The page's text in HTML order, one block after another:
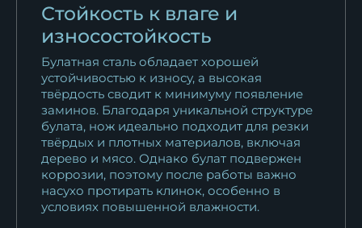
Стойкость к влаге и
износостойкость
Булатная сталь обладает хорошей
устойчивостью к износу, а высокая
твёрдость сводит к минимуму появление
заминов. Благодаря уникальной структуре
булата, нож идеально подходит для резки
твёрдых и плотных материалов, включая
дерево и мясо. Однако булат подвержен
коррозии, поэтому после работы важно
насухо протирать клинок, особенно в
условиях повышенной влажности.